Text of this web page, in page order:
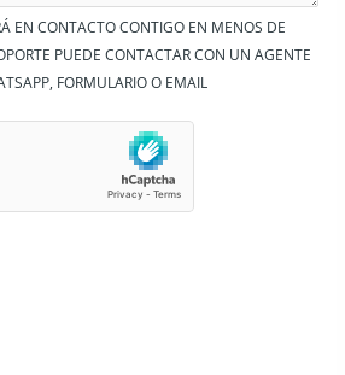
EN CONTACTO CONTIGO EN MENOS DE
PUEDE CONTACTAR CON UN AGENTE
FORMULARIO O EMAIL